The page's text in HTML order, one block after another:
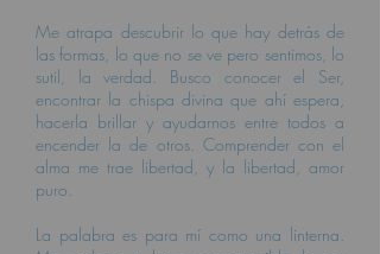
Me atrapa descubrir lo que hay detrás de
las formas, lo que no se ve pero sentimos, lo
sutil, la verdad. Busco conocer el Ser,
encontrar la chispa divina que ahí espera,
hacerla brillar y ayudarnos entre todos a
encender la de otros. Comprender con el
alma me trae libertad, y la libertad, amor
puro.
La palabra es para mí como una linterna.